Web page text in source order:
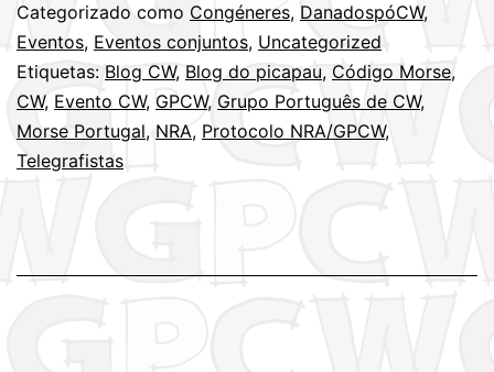
Categorizado como Congéneres, DanadospóCW,
Eventos, Eventos conjuntos, Uncategorized
Etiquetas: Blog CW, Blog do picapau, Código Morse,
CW, Evento CW, GPCW, Grupo Português de CW,
Morse Portugal, NRA, Protocolo NRA/GPCW,
Telegrafistas